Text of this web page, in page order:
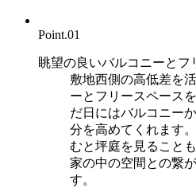
Point.01
眺望の良いバルコニーとフ
敷地西側の高低差を
ーとフリースペース
だ日にはバルコニー
分を高めてくれます
むと坪庭を見ること
家の中の空間との繋
す。